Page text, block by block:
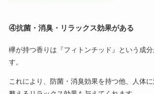
④抗菌・消臭・リラックス効果がある
欅が持つ香りは『フィトンチッド』という成
す。
これにより、防菌・消臭効果を持つ他、人体